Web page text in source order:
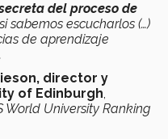
del proceso de
sabemos escucharlos (…)
de aprendizaje
director y
of Edinburgh,
World University Ranking